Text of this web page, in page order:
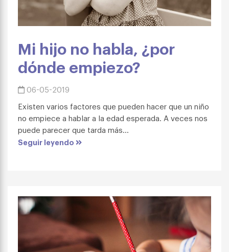
Mi hijo no habla, ¿por
dónde empiezo?
06-05-2019
Existen varios factores que pueden hacer que un niño
no empiece a hablar a la edad esperada. A veces nos
puede parecer que tarda más...
Seguir leyendo